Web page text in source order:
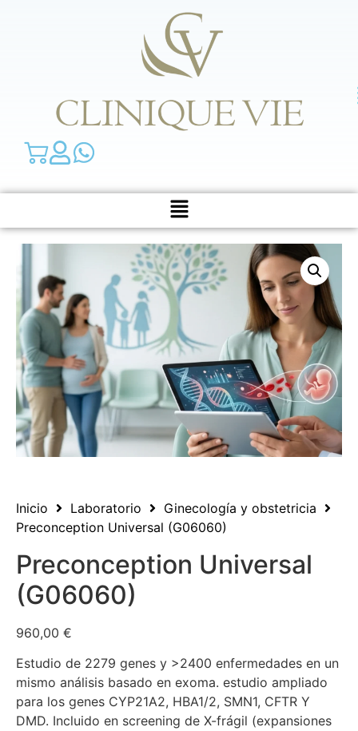
Inicio Laboratorio
Ginecología y obstetricia
Preconception Universal (G06060)
Preconception Universal
(G06060)
960,00 €
Estudio de 2279 genes y >2400 enfermedades en un
mismo análisis basado en exoma. estudio ampliado
para los genes CYP21A2, HBA1/2, SMN1, CFTR Y
DMD. Incluido en screening de X-frágil (expansiones